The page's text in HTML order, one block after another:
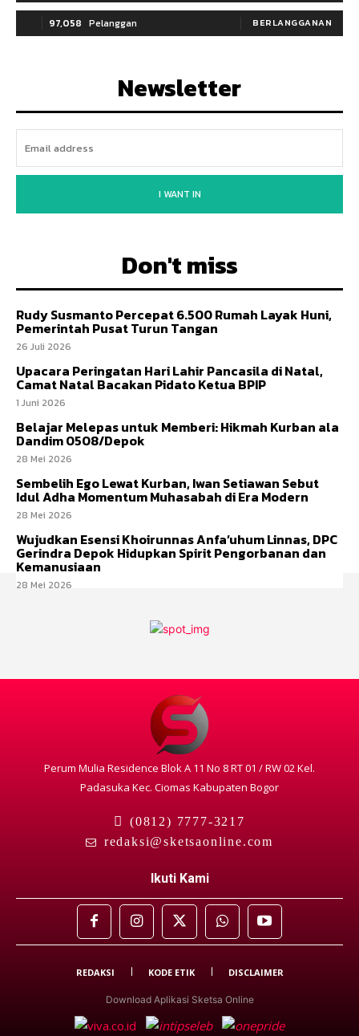
97,058 Pelanggan BERLANGGANAN
Newsletter
I WANT IN
Don't miss
Rudy Susmanto Percepat 6.500 Rumah Layak Huni,
Pemerintah Pusat Turun Tangan
26 Juli 2026
Upacara Peringatan Hari Lahir Pancasila di Natal,
Camat Natal Bacakan Pidato Ketua BPIP
1 Juni 2026
Belajar Melepas untuk Memberi: Hikmah Kurban ala
Dandim 0508/Depok
28 Mei 2026
Sembelih Ego Lewat Kurban, Iwan Setiawan Sebut
Idul Adha Momentum Muhasabah di Era Modern
28 Mei 2026
Wujudkan Esensi Khoirunnas Anfa’uhum Linnas, DPC
Gerindra Depok Hidupkan Spirit Pengorbanan dan
Kemanusiaan
28 Mei 2026
Perum Mulia Residence Blok A 11 No 8 RT 01 / RW 02 Kel.
Padasuka Kec. Ciomas Kabupaten Bogor
(0812) 7777-3217
redaksi@sketsaonline.com
Ikuti Kami
REDAKSI KODE ETIK DISCLAIMER
Download Aplikasi Sketsa Online